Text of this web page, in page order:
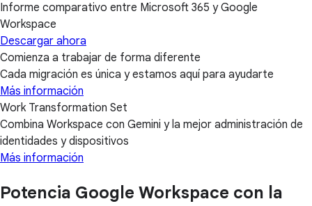
Informe comparativo entre Microsoft 365 y Google
Workspace
Descargar ahora
Comienza a trabajar de forma diferente
Cada migración es única y estamos aquí para ayudarte
Más información
Work Transformation Set
Combina Workspace con Gemini y la mejor administración de
identidades y dispositivos
Más información
Potencia Google Workspace con la